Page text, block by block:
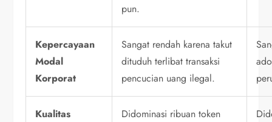
pun.
Kepercayaan
Modal
Korporat
Sangat rendah karena takut
dituduh terlibat transaksi
pencucian uang ilegal.
Kualitas
Didominasi ribuan token